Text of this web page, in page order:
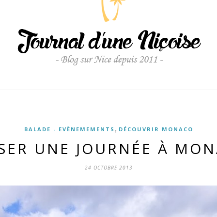
BALADE - EVÈNEMEMENTS , DÉCOUVRIR MONACO
UNE JOURNÉE À
24 OCTOBRE 2013